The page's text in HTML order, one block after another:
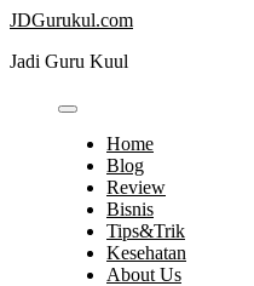
Skip
content
JDGurukul.com
Jadi Guru Kuul
Home
Blog
Review
Bisnis
Tips&Trik
Kesehatan
About Us